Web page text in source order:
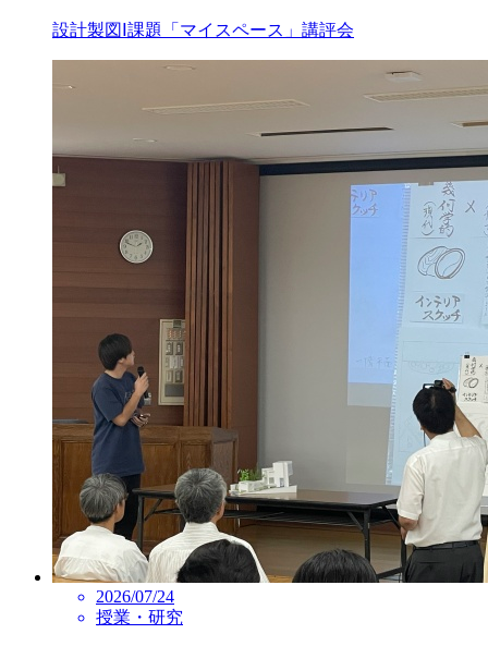
設計製図Ⅰ課題「マイスペース」講評会
2026/07/24
授業・研究